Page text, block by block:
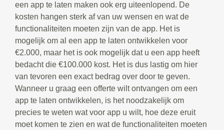
een app te laten maken ook erg uiteenlopend. De
kosten hangen sterk af van uw wensen en wat de
functionaliteiten moeten zijn van de app. Het is
mogelijk om al een app te laten ontwikkelen voor
€2.000, maar het is ook mogelijk dat u een app heeft
bedacht die €100.000 kost. Het is dus lastig om hier
van tevoren een exact bedrag over door te geven.
Wanneer u graag een offerte wilt ontvangen om een
app te laten ontwikkelen, is het noodzakelijk om
precies te weten wat voor app u wilt, hoe deze eruit
moet komen te zien en wat de functionaliteiten moeten